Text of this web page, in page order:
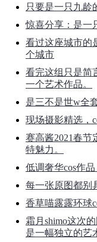
只要是一只九龄
惊喜分享：是一
看过这座城市的
个城市
看完这组只是简
一个艺术作品。
是三不是世w全
现场摄影精选，
赛高酱2021春节
特魅力。
低调奢华cos作
每一张原图都别
香草喵露露环球
霜月shimo这次
是一幅独立的艺